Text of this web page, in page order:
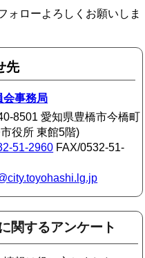
ろしくお願いしま
先
会事務局
8501 愛知県豊橋市今橋町
役所 東館5階)
51-2960 FAX/0532-51-
関するアンケート